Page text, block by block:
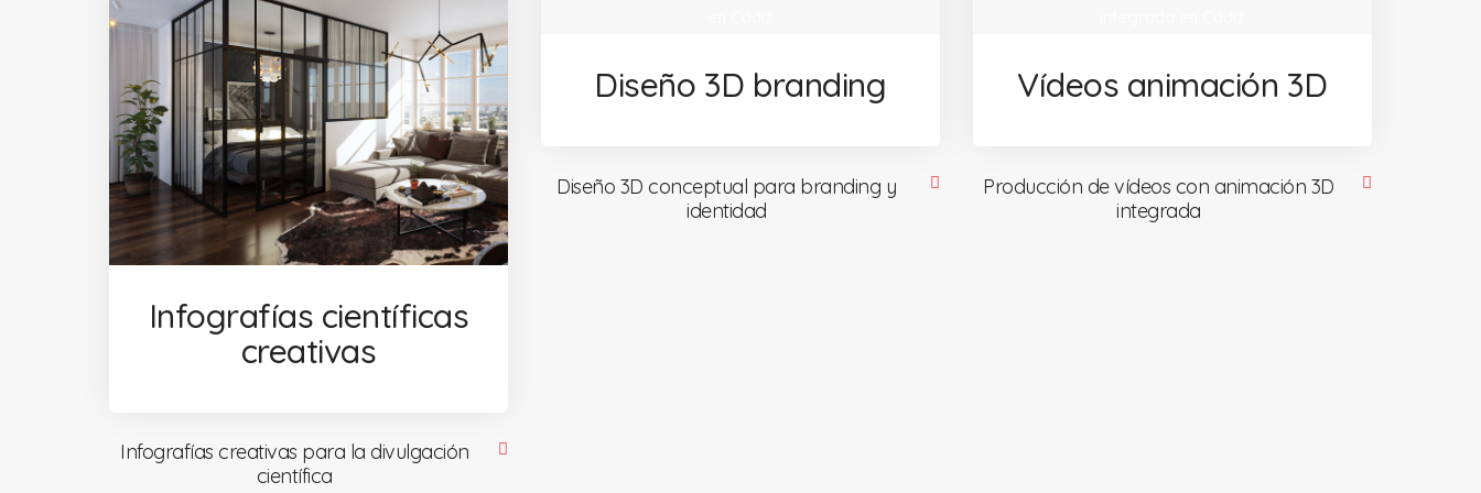
Infografías científicas
creativas
Infografías creativas para la divulgación
científica
Diseño 3D branding
Diseño 3D conceptual para branding y
identidad
Vídeos animación 3D
Producción de vídeos con animación 3D
integrada